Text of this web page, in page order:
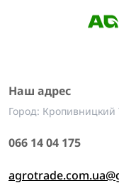
Наш адрес
Город:
066 14 04 175